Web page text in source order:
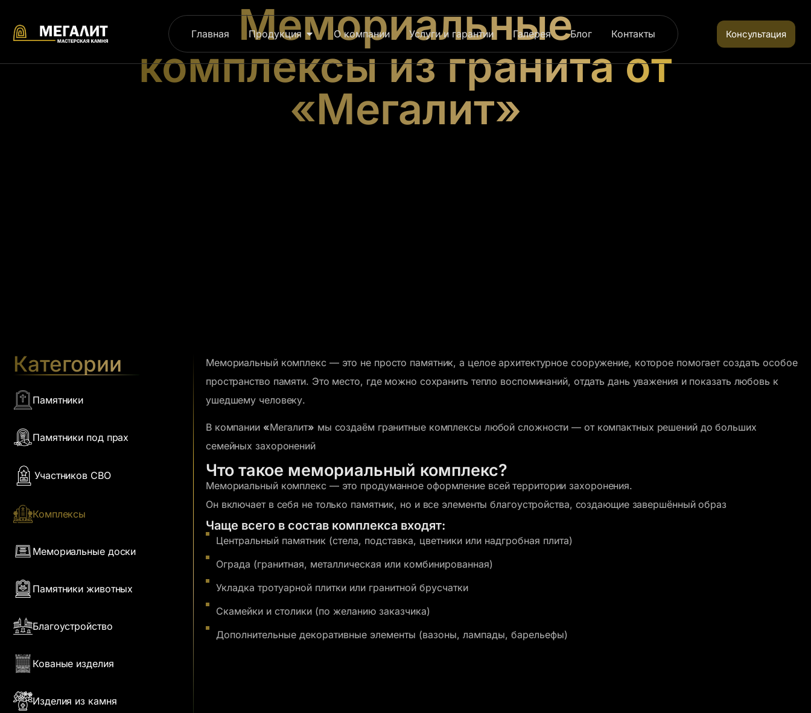
Главная Продукция О компании Услуги и гарантии Галерея Блог Контакты Консультация
Мемориальные
комплексы из гранита от
«Мегалит»
Категории
Памятники
Памятники под прах
Участников СВО
Комплексы
Мемориальные доски
Памятники животных
Благоустройство
Кованые изделия
Изделия из камня
Мемориальный комплекс — это не просто памятник, а целое архитектурное сооружение, которое помогает создать особое
пространство памяти. Это место, где можно сохранить тепло воспоминаний, отдать дань уважения и показать любовь к
ушедшему человеку.
В компании «Мегалит» мы создаём гранитные комплексы любой сложности — от компактных решений до больших
семейных захоронений
Что такое мемориальный комплекс?
Мемориальный комплекс — это продуманное оформление всей территории захоронения.
Он включает в себя не только памятник, но и все элементы благоустройства, создающие завершённый образ
Чаще всего в состав комплекса входят:
Центральный памятник (стела, подставка, цветники или надгробная плита)
Ограда (гранитная, металлическая или комбинированная)
Укладка тротуарной плитки или гранитной брусчатки
Скамейки и столики (по желанию заказчика)
Дополнительные декоративные элементы (вазоны, лампады, барельефы)